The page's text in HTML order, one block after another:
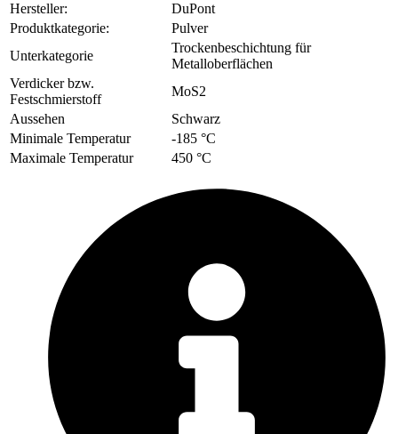
Hersteller:
DuPont
Produktkategorie:
Pulver
Unterkategorie
Trockenbeschichtung für
Metalloberflächen
Verdicker bzw.
Festschmierstoff
MoS2
Aussehen
Schwarz
Minimale Temperatur
-185 °C
Maximale Temperatur
450 °C